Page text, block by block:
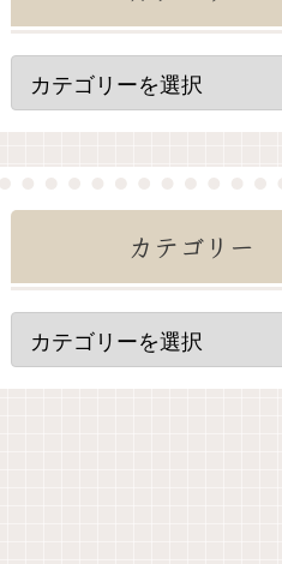
【ポケモン風波】現時点で判
明している登場ポケモン一覧
カテゴリー